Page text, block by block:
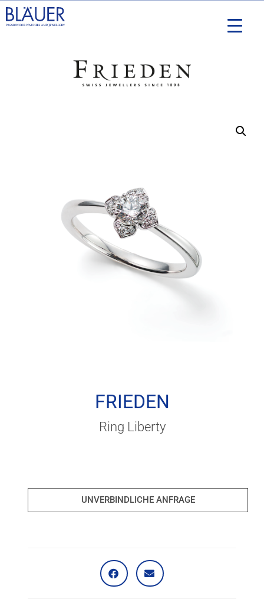
FRIEDEN
Ring Liberty
UNVERBINDLICHE ANFRAGE